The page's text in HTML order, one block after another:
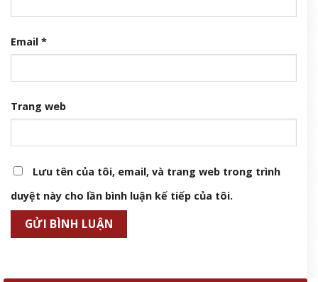
Email *
Trang web
Lưu tên của tôi, email, và trang web trong trình
duyệt này cho lần bình luận kế tiếp của tôi.